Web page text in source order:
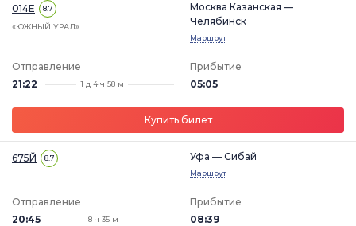
014Е 8.7
«ЮЖНЫЙ УРАЛ»
Москва Казанская —
Челябинск
Маршрут
Отправление
21:22
1 д 4 ч 58 м
Прибытие
05:05
Купить билет
675Й 8.7 Уфа — Сибай
Маршрут
Отправление
20:45
8 ч 35 м
Прибытие
08:39